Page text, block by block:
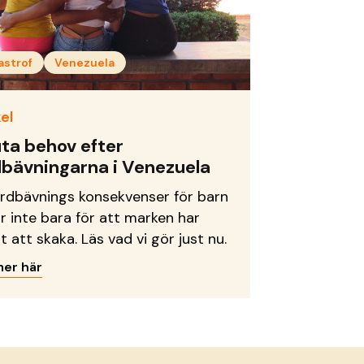
Venezuela
behov efter
i Venezuela
konsekvenser för barn
inte bara för att marken har
att skaka. Läs vad vi gör just nu.
här